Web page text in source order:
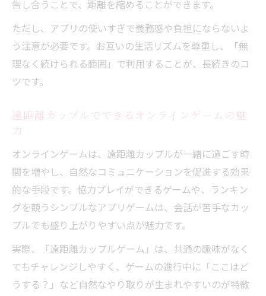
告し合うことで、距離を縮めることができます。
ただし、アプリの使いすぎで義務感や負担にならないよ
う注意が必要です。お互いの生活リズムを尊重し、「無
理なく続けられる範囲」で利用することが、長続きのコ
ツです。
遠距離カップルでできるオンラインゲームの魅
力
オンラインゲームは、遠距離カップルが一緒に過ごす時
間を増やし、自然なコミュニケーションを促進する効果
的な手段です。協力プレイができるゲームや、ランキン
グを競うシンプルなアプリゲームは、会話が苦手なカッ
プルでも盛り上がりやすい点が魅力です。
実際、「遠距離カップルゲーム」は、共通の趣味がなく
てもチャレンジしやすく、ゲームの進行中に「ここはど
うする？」など自然なやり取りが生まれやすいのが特徴